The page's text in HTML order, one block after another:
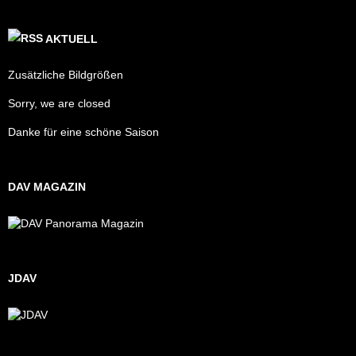
AKTUELL
Zusätzliche Bildgrößen
Sorry, we are closed
Danke für eine schöne Saison
DAV MAGAZIN
JDAV